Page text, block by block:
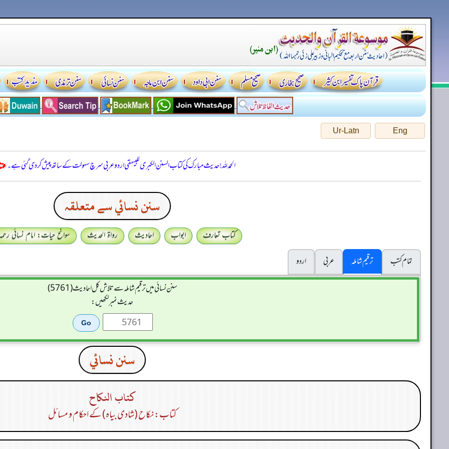
Eng
Ur-Latn
الحمدللہ! حدیث مبارک کی کتاب السنن الكبرى للبيهقي اردو عربی سرچ سہولت کے ساتھ پیش کر دی گئی ہے۔
سنن نسائي سے متعلقہ
کتاب تعارف ابواب احادیث رواۃ الحدیث
سوانح حیات: امام نسائی
تمام کتب
ترقیم شاملہ عربی
اردو
سنن نسائی میں ترقیم شاملہ سے تلاش کل احادیث (5761)
حدیث نمبر لکھیں:
سنن نسائي
كتاب النكاح
کتاب: نکاح (شادی بیاہ) کے احکام و مسائل